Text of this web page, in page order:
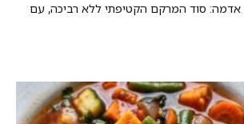
אדמה: סוד המרקם הקטיפתי ללא רביכה, עם